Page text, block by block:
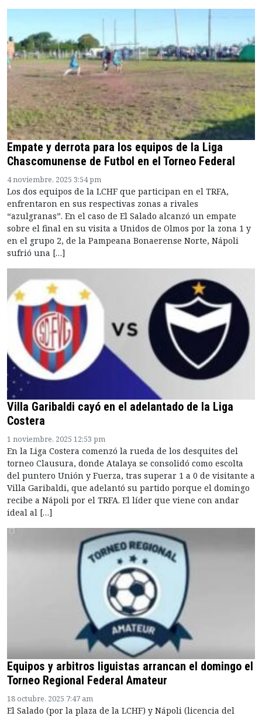
Empate y derrota para los equipos de la Liga
Chascomunense de Futbol en el Torneo Federal
4 noviembre, 2025 3:54 pm
Los dos equipos de la LCHF que participan en el TRFA,
enfrentaron en sus respectivas zonas a rivales
“azulgranas”. En el caso de El Salado alcanzó un empate
sobre el final en su visita a Unidos de Olmos por la zona 1 y
en el grupo 2, de la Pampeana Bonaerense Norte, Nápoli
sufrió una […]
Villa Garibaldi cayó en el adelantado de la Liga
Costera
1 noviembre, 2025 12:53 pm
En la Liga Costera comenzó la rueda de los desquites del
torneo Clausura, donde Atalaya se consolidó como escolta
del puntero Unión y Fuerza, tras superar 1 a 0 de visitante a
Villa Garibaldi, que adelantó su partido porque el domingo
recibe a Nápoli por el TRFA. El líder que viene con andar
ideal al […]
Equipos y arbitros liguistas arrancan el domingo el
Torneo Regional Federal Amateur
18 octubre, 2025 7:47 am
El Salado (por la plaza de la LCHF) y Nápoli (licencia del